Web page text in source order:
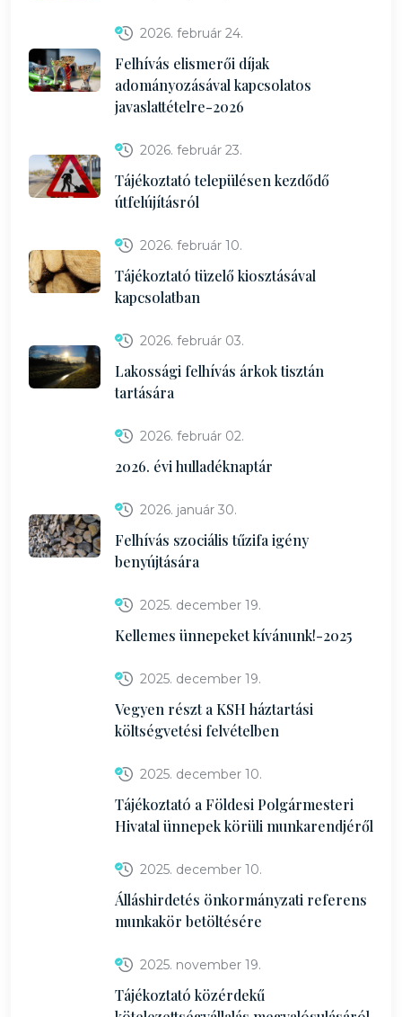
2026. február 24.
Felhívás elismerői díjak
adományozásával kapcsolatos
javaslattételre-2026
2026. február 23.
Tájékoztató településen kezdődő
útfelújításról
2026. február 10.
Tájékoztató tüzelő kiosztásával
kapcsolatban
2026. február 03.
Lakossági felhívás árkok tisztán
tartására
2026. február 02.
2026. évi hulladéknaptár
2026. január 30.
Felhívás szociális tűzifa igény
benyújtására
2025. december 19.
Kellemes ünnepeket kívánunk!-2025
2025. december 19.
Vegyen részt a KSH háztartási
költségvetési felvételben
2025. december 10.
Tájékoztató a Földesi Polgármesteri
Hivatal ünnepek körüli munkarendjéről
2025. december 10.
Álláshirdetés önkormányzati referens
munkakör betöltésére
2025. november 19.
Tájékoztató közérdekű